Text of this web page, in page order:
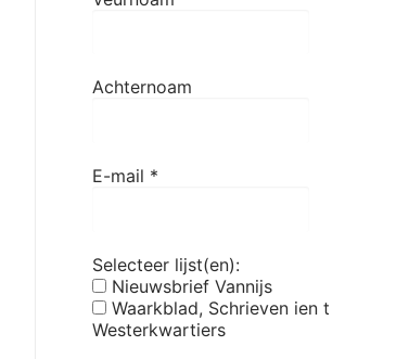
Achternoam
E-mail *
Selecteer lijst(en):
Nieuwsbrief Vannijs
Waarkblad, Schrieven ien t
Westerkwartiers